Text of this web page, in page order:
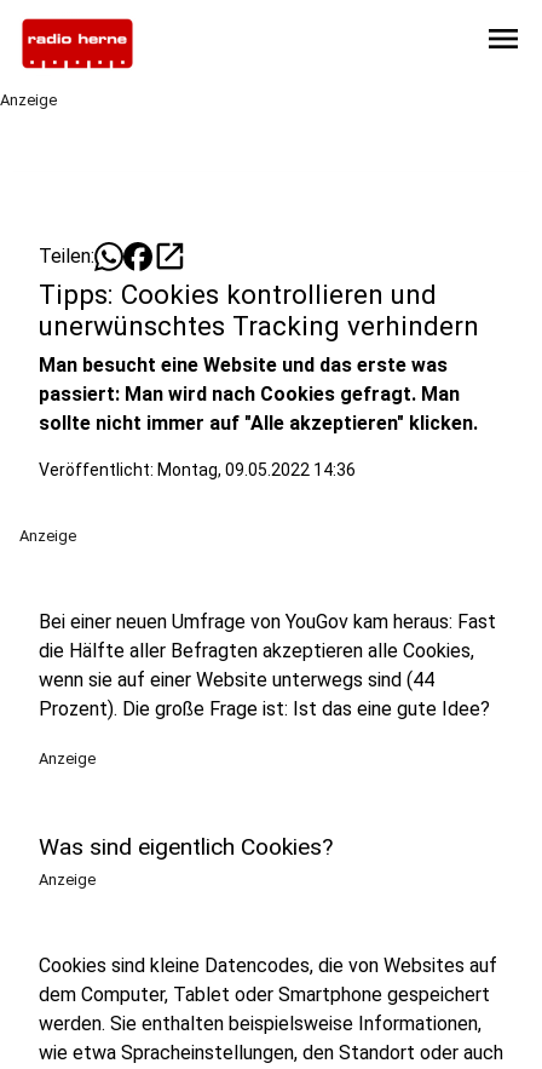
menu
Anzeige
Teilen: open_in_new
Tipps: Cookies kontrollieren und
unerwünschtes Tracking verhindern
Man besucht eine Website und das erste was
passiert: Man wird nach Cookies gefragt. Man
sollte nicht immer auf "Alle akzeptieren" klicken.
Veröffentlicht: Montag, 09.05.2022 14:36
Anzeige
Bei einer neuen Umfrage von YouGov kam heraus: Fast
die Hälfte aller Befragten akzeptieren alle Cookies,
wenn sie auf einer Website unterwegs sind (44
Prozent). Die große Frage ist: Ist das eine gute Idee?
Anzeige
Was sind eigentlich Cookies?
Anzeige
Cookies sind kleine Datencodes, die von Websites auf
dem Computer, Tablet oder Smartphone gespeichert
werden. Sie enthalten beispielsweise Informationen,
wie etwa Spracheinstellungen, den Standort oder auch